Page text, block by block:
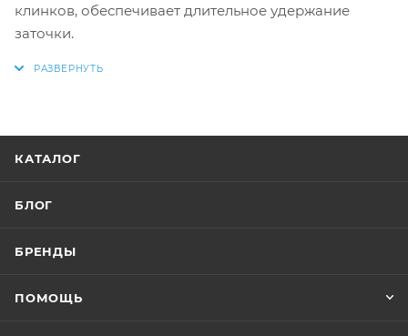
клинков, обеспечивает длительное удержание
заточки.
КАТАЛОГ
БЛОГ
БРЕНДЫ
ПОМОЩЬ